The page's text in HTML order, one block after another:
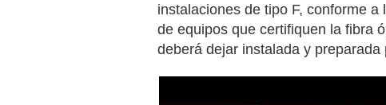
instalaciones de tipo F, conforme
de equipos que certifiquen la fibra
deberá dejar instalada y preparada